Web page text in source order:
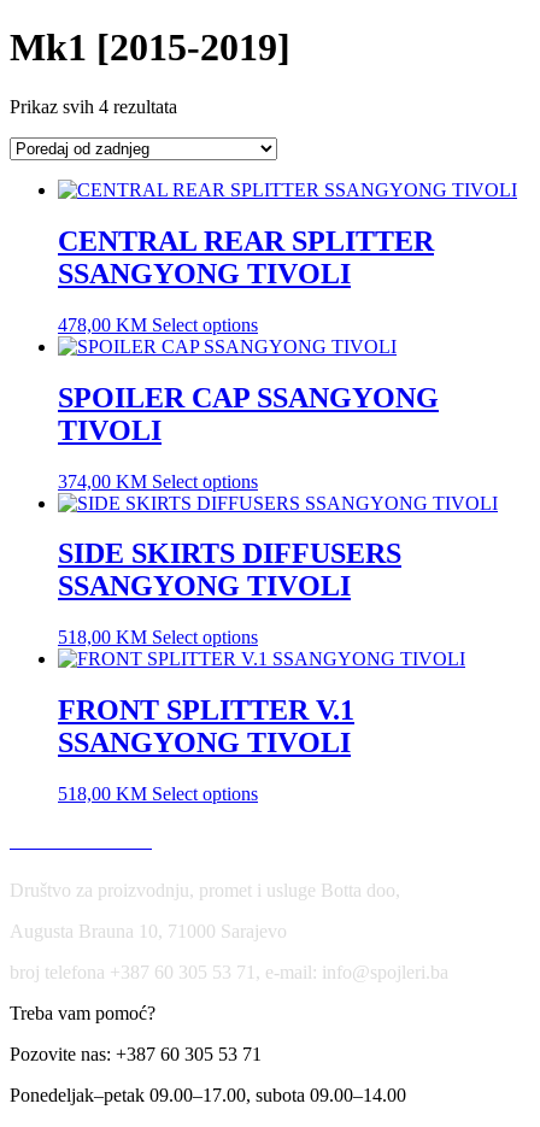
Mk1 [2015-2019]
Prikaz svih 4 rezultata
CENTRAL REAR SPLITTER
SSANGYONG TIVOLI
478,00 KM Select options
SPOILER CAP SSANGYONG
TIVOLI
374,00 KM Select options
SIDE SKIRTS DIFFUSERS
SSANGYONG TIVOLI
518,00 KM Select options
FRONT SPLITTER V.1
SSANGYONG TIVOLI
518,00 KM Select options
Društvo za proizvodnju, promet i usluge Botta doo,
Augusta Brauna 10, 71000 Sarajevo
broj telefona +387 60 305 53 71, e-mail: info@spojleri.ba
Treba vam pomoć?
Pozovite nas: +387 60 305 53 71
Ponedeljak–petak 09.00–17.00, subota 09.00–14.00